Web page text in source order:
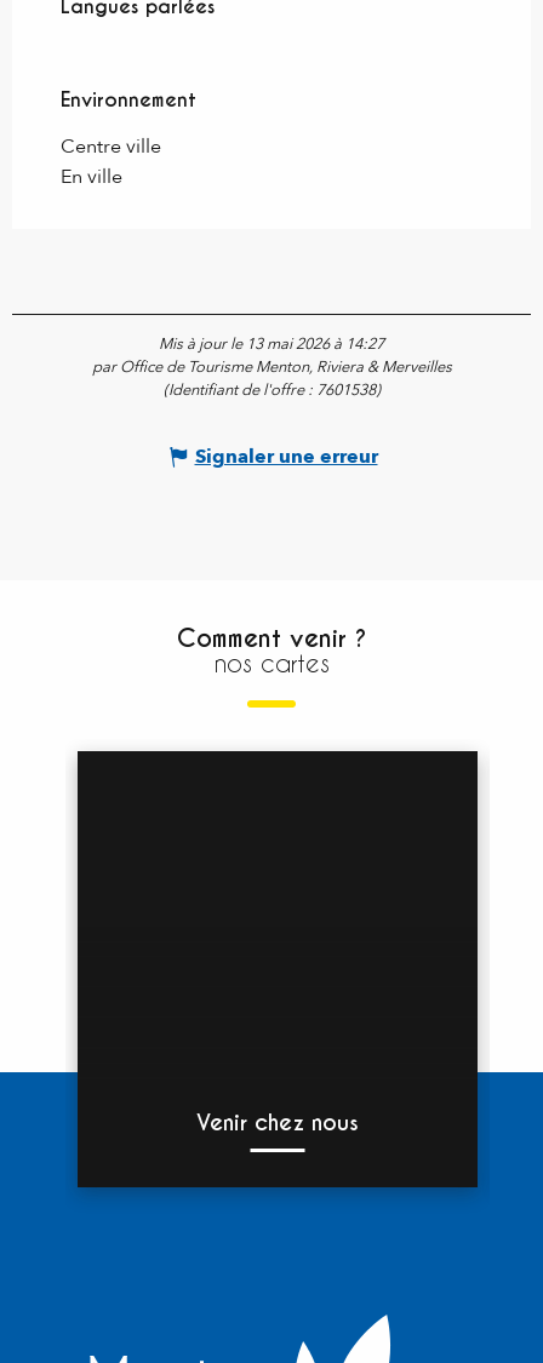
Langues parlées
Langues parlées
Environnement
Environnement
Centre ville
En ville
Mis à jour le 13 mai 2026 à 14:27
par Office de Tourisme Menton, Riviera & Merveilles
(Identifiant de l'offre : 7601538)
Signaler une erreur
Comment venir ?
nos cartes
Venir chez nous